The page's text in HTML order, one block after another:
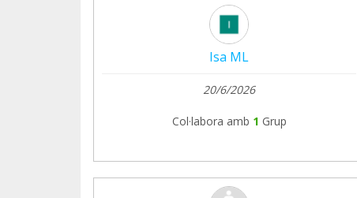
Isa ML
20/6/2026
Col·labora amb 1 Grup